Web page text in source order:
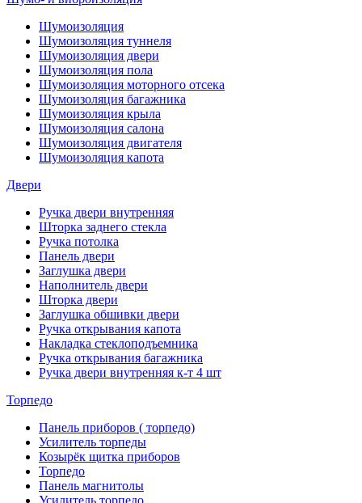
Шумоизоляция
Шумоизоляция туннеля
Шумоизоляция двери
Шумоизоляция пола
Шумоизоляция моторного отсека
Шумоизоляция багажника
Шумоизоляция крыла
Шумоизоляция салона
Шумоизоляция двигателя
Шумоизоляция капота
Двери
Ручка двери внутренняя
Шторка заднего стекла
Ручка потолка
Панель двери
Заглушка двери
Наполнитель двери
Шторка двери
Заглушка обшивки двери
Ручка открывания капота
Накладка стеклоподъемника
Ручка открывания багажника
Ручка двери внутренняя к-т 4 шт
Торпедо
Панель приборов ( торпедо)
Усилитель торпеды
Козырёк щитка приборов
Торпедо
Панель магнитолы
Усилитель торпедо